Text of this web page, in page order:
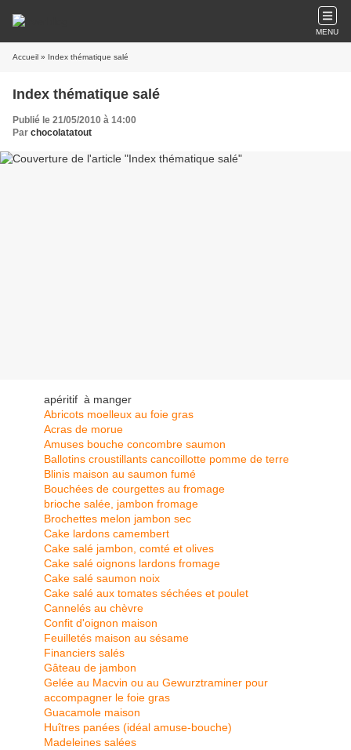
MENU
Accueil » Index thématique salé
Index thématique salé
Publié le 21/05/2010 à 14:00
Par chocolatatout
apéritif à manger
Abricots moelleux au foie gras
Acras de morue
Amuses bouche concombre saumon
Ballotins croustillants cancoillotte pomme de terre
Blinis maison au saumon fumé
Bouchées de courgettes au fromage
brioche salée, jambon fromage
Brochettes melon jambon sec
Cake lardons camembert
Cake salé jambon, comté et olives
Cake salé oignons lardons fromage
Cake salé saumon noix
Cake salé aux tomates séchées et poulet
Cannelés au chèvre
Confit d'oignon maison
Feuilletés maison au sésame
Financiers salés
Gâteau de jambon
Gelée au Macvin ou au Gewurztraminer pour
accompagner le foie gras
Guacamole maison
Huîtres panées (idéal amuse-bouche)
Madeleines salées